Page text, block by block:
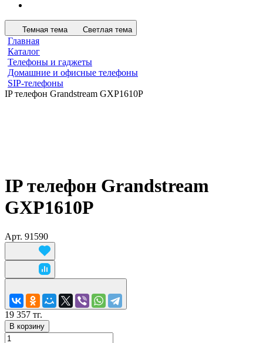
Темная тема Светлая тема
Главная
Каталог
Телефоны и гаджеты
Домашние и офисные телефоны
SIP-телефоны
IP телефон Grandstream GXP1610P
IP телефон Grandstream
GXP1610P
Арт. 91590
19 357 тг.
В корзину